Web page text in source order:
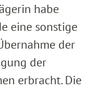
habe
eine sonstige
der
der
erbracht. Die